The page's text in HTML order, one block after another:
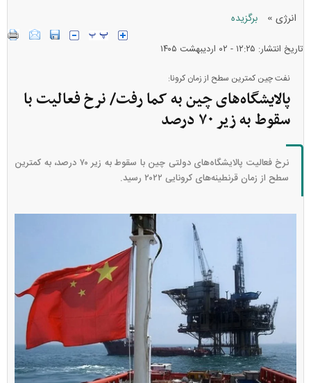
انرژی » برگزیده
تاریخ انتشار: ۱۲:۲۵ - ۰۲ ارديبهشت ۱۴۰۵
نفت چین کمترین سطح از زمان کرونا:
پالایشگاه‌های چین به کما رفت/ نرخ فعالیت با
سقوط به زیر ۷۰ درصد
نرخ فعالیت پالایشگاه‌های دولتی چین با سقوط به زیر ۷۰ درصد، به کمترین
سطح از زمان قرنطینه‌های کرونایی ۲۰۲۲ رسید.